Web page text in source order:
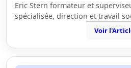
Eric Stern formateur et
spécialisée, direction et travail
Voir